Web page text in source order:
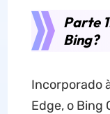
Parte
Bing?
Incorporado
Edge, o Bing